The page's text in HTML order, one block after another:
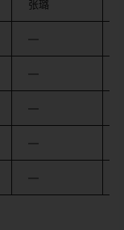
张璐
—
—
—
—
—